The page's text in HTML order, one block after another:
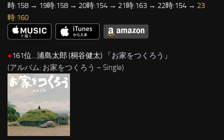
時:158 → 19時:158 → 20時:154 → 21時:163 → 22時:154 → 23
時:160
●161位…浦島太郎 (桐谷健太) 「お家をつくろう 」
(アルバム: お家をつくろう – Single)